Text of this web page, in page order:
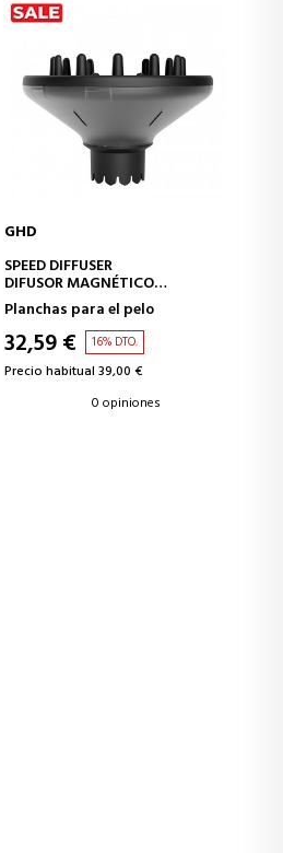
AÑADIR A LA CESTA
GHD
SPEED DIFFUSER
DIFUSOR MAGNÉTICO
PROFESIONAL PARA RIZOS
Planchas para el pelo
32,59 € 16% DTO.
Precio habitual 39,00 €
0 opiniones